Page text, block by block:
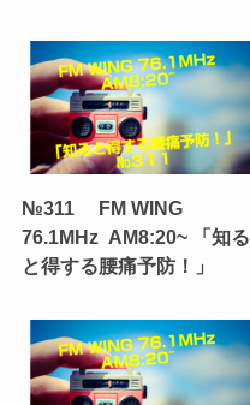
№311 FM WING
76.1MHz AM8:20~ 「知る
と得する腰痛予防！」